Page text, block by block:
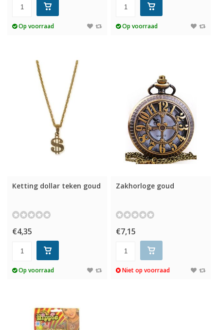
Op voorraad Op voorraad
Ketting dollar teken goud
€4,35
Op voorraad
Zakhorloge goud
€7,15
Niet op voorraad